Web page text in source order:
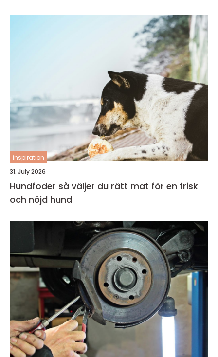
inspiration
31. July 2026
Hundfoder så väljer du rätt mat för en frisk
och nöjd hund